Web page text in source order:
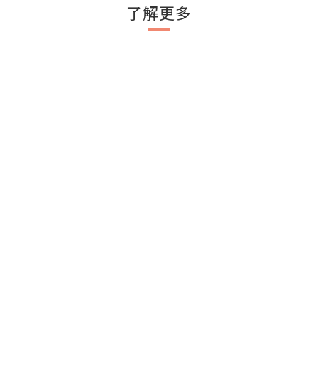
了解更多